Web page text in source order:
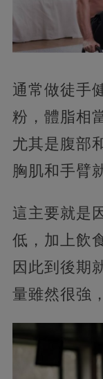
通常做徒手
粉，體脂相
尤其是腹部
胸肌和手臂
這主要就是
低，加上飲
因此到後期
量雖然很強